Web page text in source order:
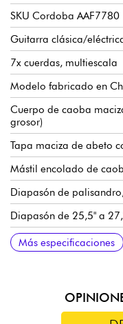
SKU Cordoba AAF7780
Guitarra clásica/
7x cuerdas, multiescala
Modelo fabricado en
Cuerpo de caoba
grosor)
Tapa maciza de abeto
Mástil encolado de
Diapasón de
Diapasón de 25,5" a
Radio híbrido de 16" / 24
Anchura del mástil 1er
Espesor del mástil 1er
Grosor del mástil 9º
Preamplificador
volumen, ecualizador y
Clavijas de afinación
Sillines de hueso
Acabado brillante
Se vende con funda
Más especificaciones